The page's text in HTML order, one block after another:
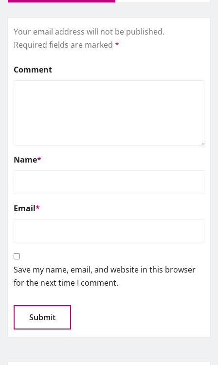
Your email address will not be published.
Required fields are marked *
Comment
Name*
Email*
Save my name, email, and website in this browser
for the next time I comment.